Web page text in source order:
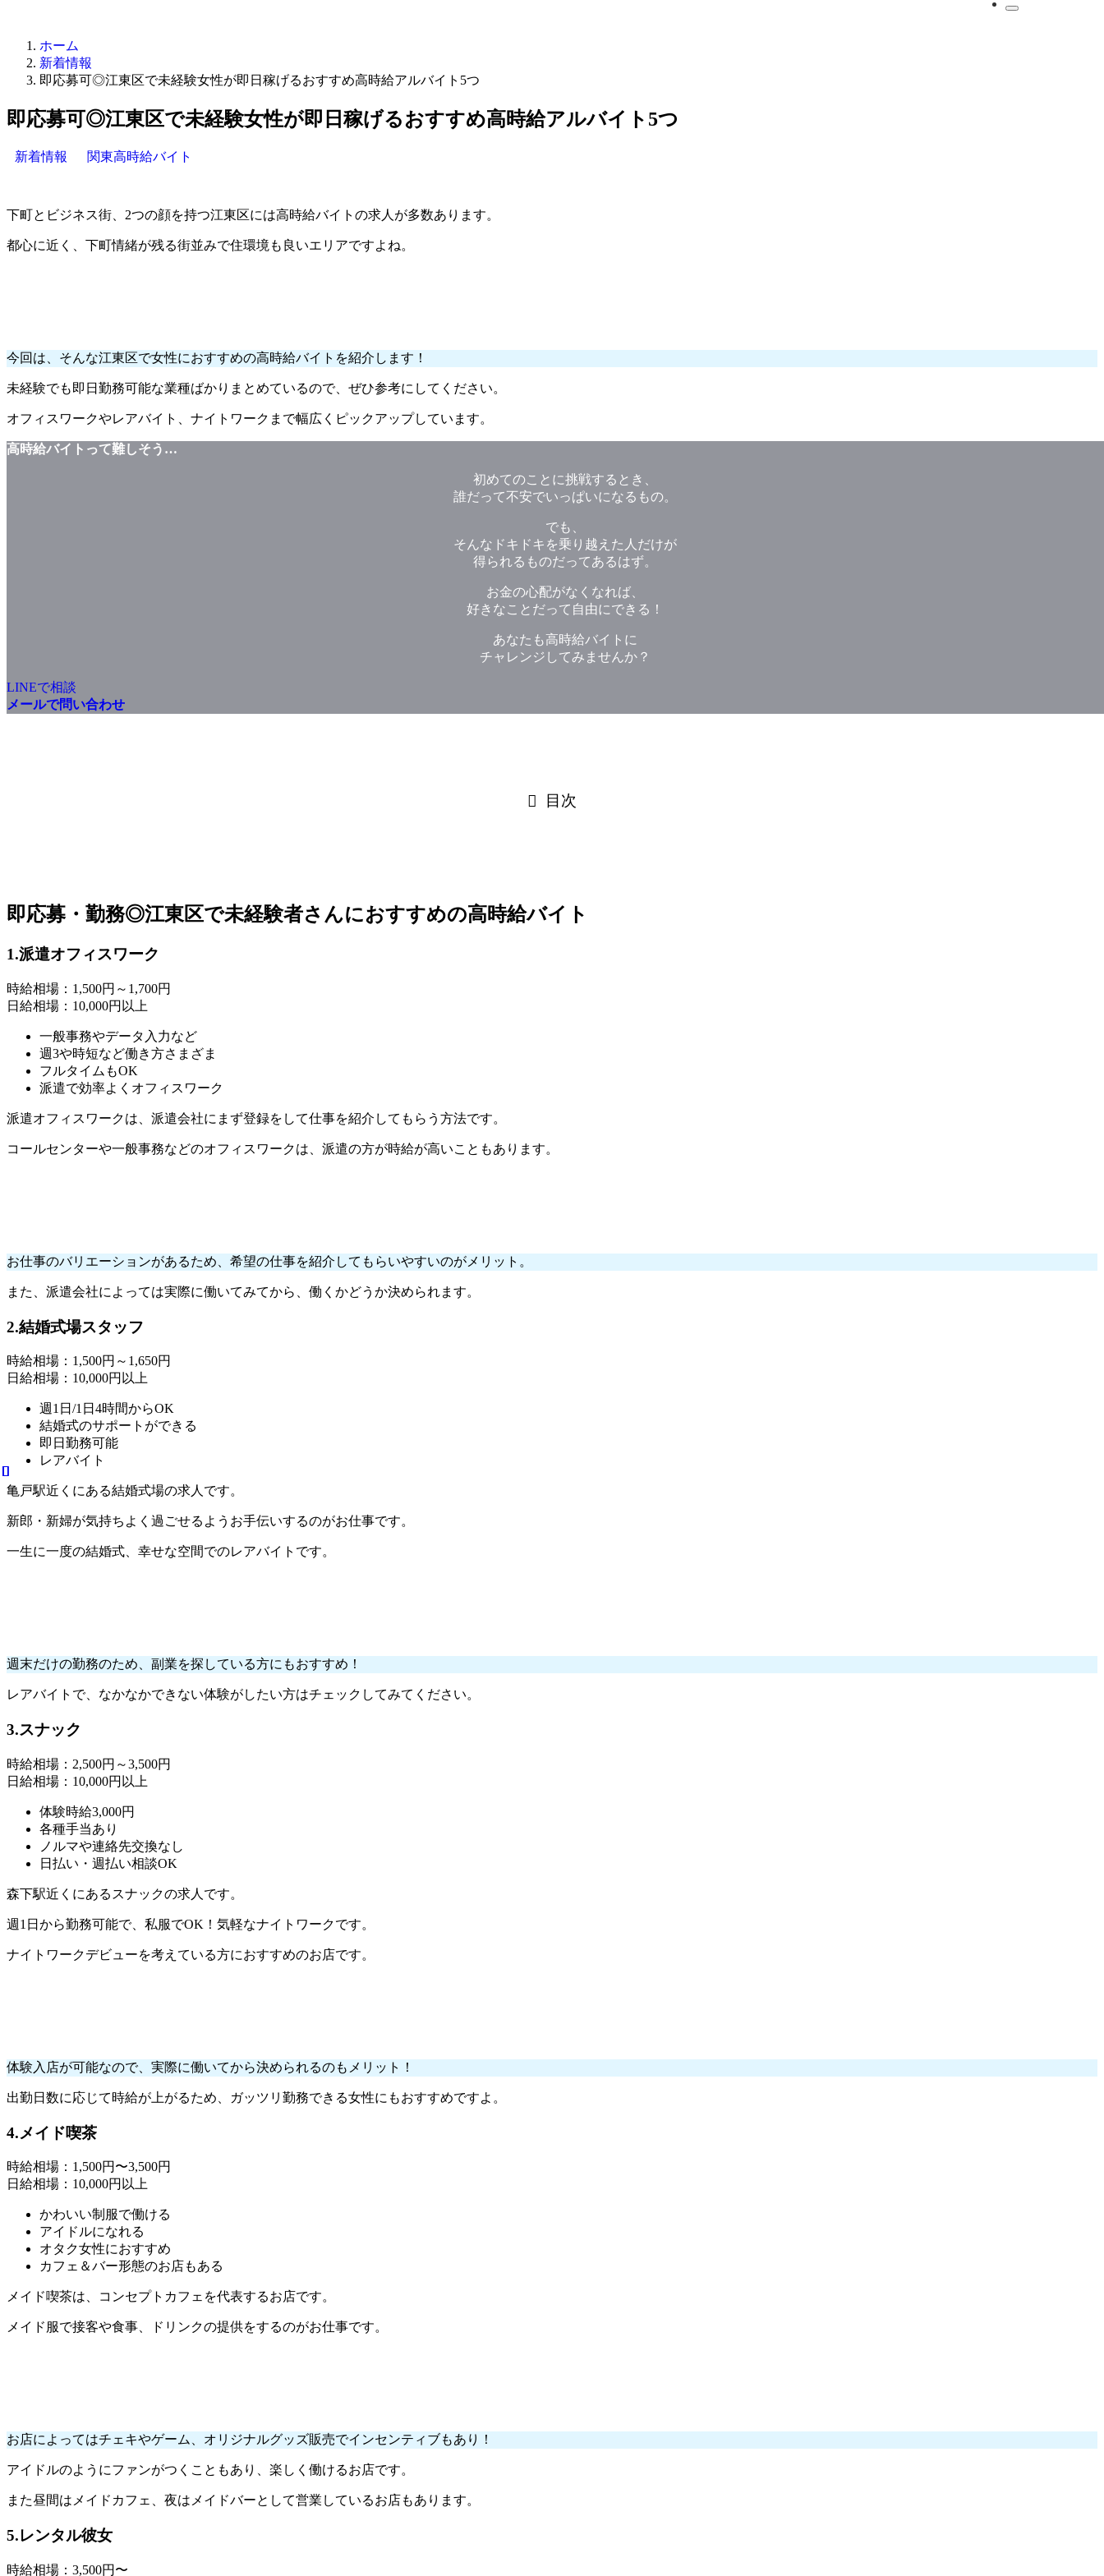
ホーム
新着情報
即応募可◎江東区で未経験女性が即日稼げるおすすめ高時給アルバイト5つ
即応募可◎江東区で未経験女性が即日稼げるおすすめ高時給アルバイト5つ
新着情報 関東高時給バイト
下町とビジネス街、2つの顔を持つ江東区には高時給バイトの求人が多数あります。
都心に近く、下町情緒が残る街並みで住環境も良いエリアですよね。
今回は、そんな江東区で女性におすすめの高時給バイトを紹介します！
未経験でも即日勤務可能な業種ばかりまとめているので、ぜひ参考にしてください。
オフィスワークやレアバイト、ナイトワークまで幅広くピックアップしています。
高時給バイトって難しそう…
初めてのことに挑戦するとき、
誰だって不安でいっぱいになるもの。
でも、
そんなドキドキを乗り越えた人だけが
得られるものだってあるはず。
お金の心配がなくなれば、
好きなことだって自由にできる！
あなたも高時給バイトに
チャレンジしてみませんか？
LINEで相談
メールで問い合わせ
目次
即応募・勤務◎江東区で未経験者さんにおすすめの高時給バイト
1.派遣オフィスワーク
時給相場：1,500円～1,700円
日給相場：10,000円以上
一般事務やデータ入力など
週3や時短など働き方さまざま
フルタイムもOK
派遣で効率よくオフィスワーク
派遣オフィスワークは、派遣会社にまず登録をして仕事を紹介してもらう方法です。
コールセンターや一般事務などのオフィスワークは、派遣の方が時給が高いこともあります。
お仕事のバリエーションがあるため、希望の仕事を紹介してもらいやすいのがメリット。
また、派遣会社によっては実際に働いてみてから、働くかどうか決められます。
2.結婚式場スタッフ
時給相場：1,500円～1,650円
日給相場：10,000円以上
週1日/1日4時間からOK
結婚式のサポートができる
即日勤務可能
レアバイト
亀戸駅近くにある結婚式場の求人です。
新郎・新婦が気持ちよく過ごせるようお手伝いするのがお仕事です。
一生に一度の結婚式、幸せな空間でのレアバイトです。
週末だけの勤務のため、副業を探している方にもおすすめ！
レアバイトで、なかなかできない体験がしたい方はチェックしてみてください。
3.スナック
時給相場：2,500円～3,500円
日給相場：10,000円以上
体験時給3,000円
各種手当あり
ノルマや連絡先交換なし
日払い・週払い相談OK
森下駅近くにあるスナックの求人です。
週1日から勤務可能で、私服でOK！気軽なナイトワークです。
ナイトワークデビューを考えている方におすすめのお店です。
体験入店が可能なので、実際に働いてから決められるのもメリット！
出勤日数に応じて時給が上がるため、ガッツリ勤務できる女性にもおすすめですよ。
4.メイド喫茶
時給相場：1,500円〜3,500円
日給相場：10,000円以上
かわいい制服で働ける
アイドルになれる
オタク女性におすすめ
カフェ＆バー形態のお店もある
メイド喫茶は、コンセプトカフェを代表するお店です。
メイド服で接客や食事、ドリンクの提供をするのがお仕事です。
お店によってはチェキやゲーム、オリジナルグッズ販売でインセンティブもあり！
アイドルのようにファンがつくこともあり、楽しく働けるお店です。
また昼間はメイドカフェ、夜はメイドバーとして営業しているお店もあります。
5.レンタル彼女
時給相場：3,500円〜